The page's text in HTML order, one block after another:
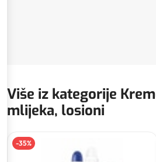
Više iz kategorije
mlijeka, losioni
-35%